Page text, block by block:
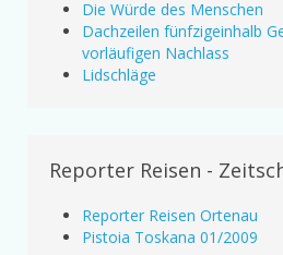
Die Würde des Menschen
Dachzeilen fünfzigeinhalb
vorläufigen Nachlass
Lidschläge
Reporter Reisen -
Reporter Reisen Ortenau
Pistoia Toskana 01/2009